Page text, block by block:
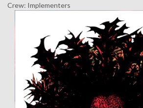
Crew: Implementers